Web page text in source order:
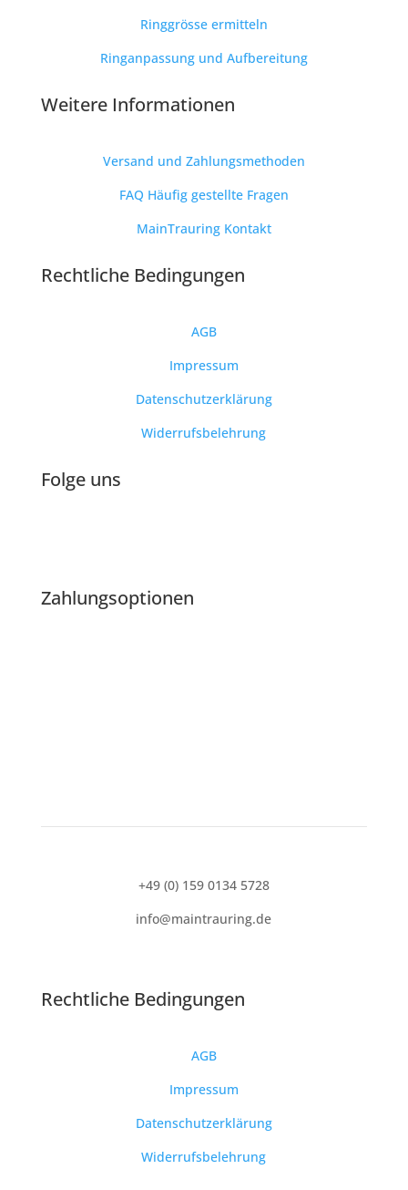
Ringgrösse ermitteln
Ringanpassung und Aufbereitung
Weitere Informationen
Versand und Zahlungsmethoden
FAQ Häufig gestellte Fragen
MainTrauring Kontakt
Rechtliche Bedingungen
AGB
Impressum
Datenschutzerklärung
Widerrufsbelehrung
Folge uns
Zahlungsoptionen
+49 (0) 159 0134 5728
info@maintrauring.de
Rechtliche Bedingungen
AGB
Impressum
Datenschutzerklärung
Widerrufsbelehrung